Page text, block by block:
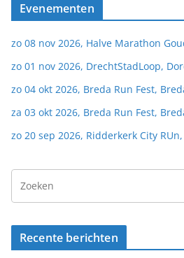
Evenementen
zo 08 nov 2026, Halve Marathon
zo 01 nov 2026, DrechtStadLoop,
zo 04 okt 2026, Breda Run Fest,
za 03 okt 2026, Breda Run Fest,
zo 20 sep 2026, Ridderkerk City
Recente berichten